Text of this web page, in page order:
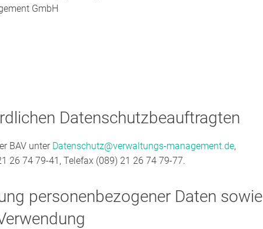
GmbH
Datenschutzbeauftragten
BAV unter Datenschutz@verwaltungs-management.de,
26 74 79-41, Telefax (089) 21 26 74 79-77.
personenbezogener Daten sowie